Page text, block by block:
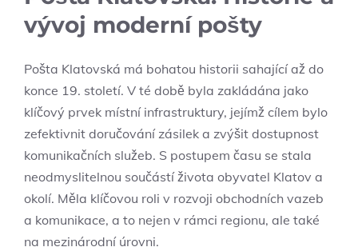
vývoj moderní pošty
Pošta Klatovská má bohatou historii sahající až do
konce 19. století. V té době byla zakládána jako
klíčový prvek místní infrastruktury, jejímž cílem bylo
zefektivnit doručování zásilek a zvýšit dostupnost
komunikačních služeb. S postupem času se stala
neodmyslitelnou součástí života obyvatel Klatov a
okolí. Měla klíčovou roli v rozvoji obchodních vazeb
a komunikace, a to nejen v rámci regionu, ale také
na mezinárodní úrovni.